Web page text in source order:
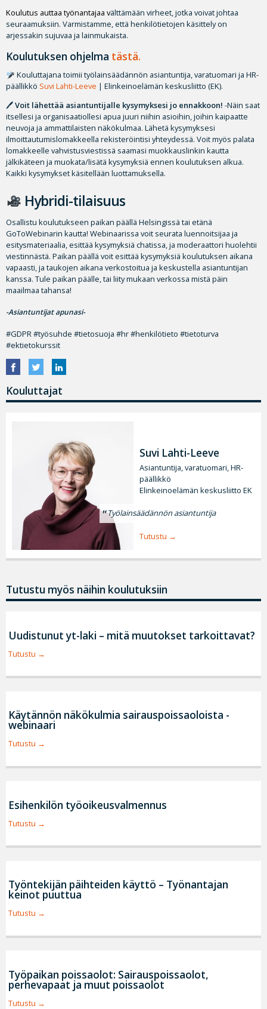
Koulutus auttaa työnantajaa välttämään virheet, jotka voivat johtaa
seuraamuksiin. Varmistamme, että henkilötietojen käsittely on
arjessakin sujuvaa ja lainmukaista.
Koulutuksen ohjelma tästä.
Kouluttajana toimii työlainsäädännön asiantuntija, varatuomari ja HR-
päällikkö Suvi Lahti-Leeve | Elinkeinoelämän keskusliitto (EK).
🖊Voit lähettää asiantuntijalle kysymyksesi jo ennakkoon! -Näin saat
itsellesi ja organisaatiollesi apua juuri niihin asioihin, joihin kaipaatte
neuvoja ja ammattilaisten näkökulmaa. Lähetä kysymyksesi
ilmoittautumislomakkeella rekisteröintisi yhteydessä. Voit myös palata
lomakkeelle vahvistusviestissä saamasi muokkauslinkin kautta
jälkikäteen ja muokata/lisätä kysymyksiä ennen koulutuksen alkua.
Kaikki kysymykset käsitellään luottamuksella.
Hybridi-tilaisuus
Osallistu koulutukseen paikan päällä Helsingissä tai etänä
GoToWebinarin kautta! Webinaarissa voit seurata luennoitsijaa ja
esitysmateriaalia, esittää kysymyksiä chatissa, ja moderaattori huolehtii
viestinnästä. Paikan päällä voit esittää kysymyksiä koulutuksen aikana
vapaasti, ja taukojen aikana verkostoitua ja keskustella asiantuntijan
kanssa. Tule paikan päälle, tai liity mukaan verkossa mistä päin
maailmaa tahansa!
-Asiantuntijat apunasi-
#GDPR #työsuhde #tietosuoja #hr #henkilötieto #tietoturva
#ektietokurssit
Kouluttajat
Suvi Lahti-Leeve
Asiantuntija, varatuomari, HR-
päällikkö
Elinkeinoelämän keskusliitto EK
Työlainsäädännön asiantuntija
Tutustu
Tutustu myös näihin koulutuksiin
Uudistunut yt-laki – mitä muutokset tarkoittavat?
Tutustu
Käytännön näkökulmia sairauspoissaoloista -
webinaari
Tutustu
Esihenkilön työoikeusvalmennus
Tutustu
Työntekijän päihteiden käyttö – Työnantajan
keinot puuttua
Tutustu
Työpaikan poissaolot: Sairauspoissaolot,
perhevapaat ja muut poissaolot
Tutustu